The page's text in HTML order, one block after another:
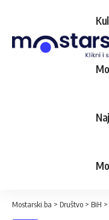
Mostarski.ba > Društvo > BiH >